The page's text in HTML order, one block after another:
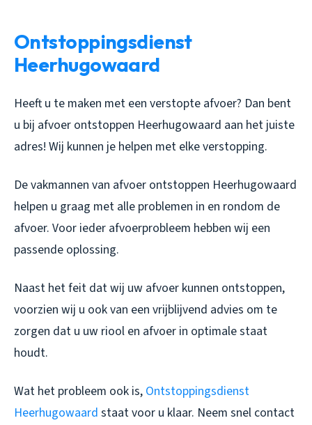
Ontstoppingsdienst
Heerhugowaard
Heeft u te maken met een verstopte afvoer? Dan bent
u bij afvoer ontstoppen Heerhugowaard aan het juiste
adres! Wij kunnen je helpen met elke verstopping.
De vakmannen van afvoer ontstoppen Heerhugowaard
helpen u graag met alle problemen in en rondom de
afvoer. Voor ieder afvoerprobleem hebben wij een
passende oplossing.
Naast het feit dat wij uw afvoer kunnen ontstoppen,
voorzien wij u ook van een vrijblijvend advies om te
zorgen dat u uw riool en afvoer in optimale staat
houdt.
Wat het probleem ook is, Ontstoppingsdienst
Heerhugowaard staat voor u klaar. Neem snel contact